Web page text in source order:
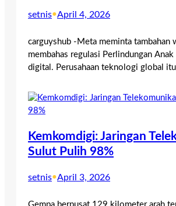
setnis•April 4, 2026
carguyshub -Meta meminta tambahan
membahas regulasi Perlindungan Anak
digital. Perusahaan teknologi global
Kemkomdigi: Jaringan
Sulut Pulih 98%
setnis•April 3, 2026